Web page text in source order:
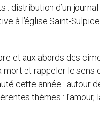
: distribution d’un
à l’église Saint-Sulpice
et aux abords des
mort et rappeler le sens
cette année : autour
thèmes : l’amour,